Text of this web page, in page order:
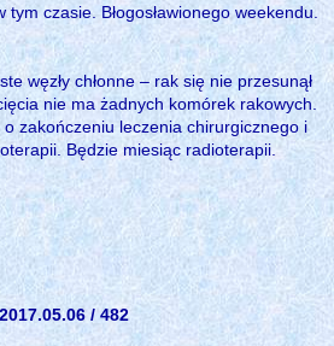
czasie. Błogosławionego weekendu.
węzły chłonne – rak się nie przesunął
nie ma żadnych komórek rakowych.
o zakończeniu leczenia chirurgicznego i
Będzie miesiąc radioterapii.
2017.05.06 / 482